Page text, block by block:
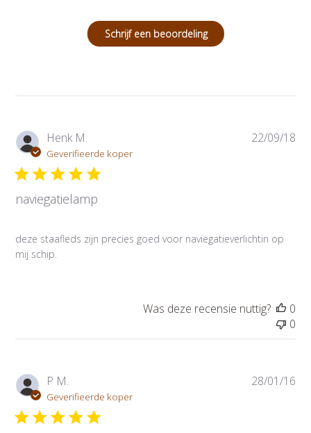
Schrijf een beoordeling
Henk M.
Geverifieerde koper
naviegatielamp
deze staafleds zijn precies goed voor naviegatieverlichtin op
mij schip.
P
a
t
22/09/18
Was deze recensie nuttig?
0
0
P M.
Geverifieerde koper
P
28/01/16